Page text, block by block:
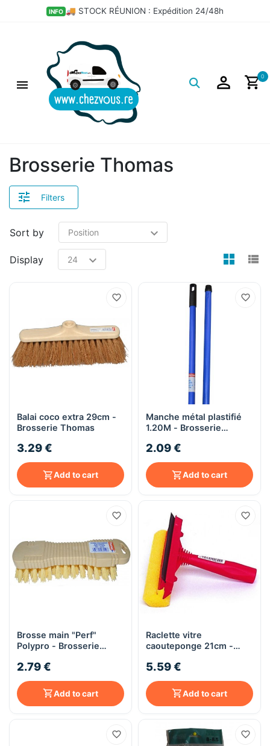
INFO 🚚 STOCK RÉUNION : Expédition 24/48h
0
Brosserie Thomas
Filters
Sort by
Display
Balai coco extra 29cm -
Brosserie Thomas
3.29 €
Add to cart
Manche métal plastifié
1.20M - Brosserie
2.09 €
Add to cart
Brosse main "Perf"
Polypro - Brosserie
2.79 €
Add to cart
Raclette vitre
caouteponge 21cm -
5.59 €
Add to cart